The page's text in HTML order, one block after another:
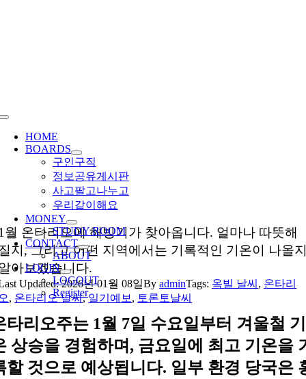
Toggle
Navigation
HOME
BOARDS
구인구직
정보공유게시판
사고팔고나누고
우리같이해요
MONEY
STUDY ROOM
CONTACT
ABOUT
LOGIN
LOGOUT
Register
월 온타리오에 해빙기가 찾아옵니다. 얼마나 따뜻해
지, 그리고 어떤 지역에서는 기록적인 기온이 나올
아보겠습니다.
Updated: 2026년 01월 08일ByadminTags: 옥빌 날씨 , 온타리
, 온타리오 날씨,일기예보 , 토론토날씨
타리오주는 1월 7일 수요일부터 겨울철 기
상승을 경험하며, 금요일에 최고 기온을
할 것으로 예상됩니다. 일부 환경 당국은